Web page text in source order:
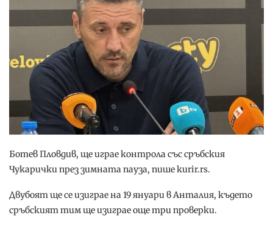
Ботев Пловдив, ще играе контрола със сръбския
Чукарички през зимната пауза, пише kurir.rs.
Двубоят ще се изиграе на 19 януари в Анталия, където
сръбският тим ще изиграе още три проверки.